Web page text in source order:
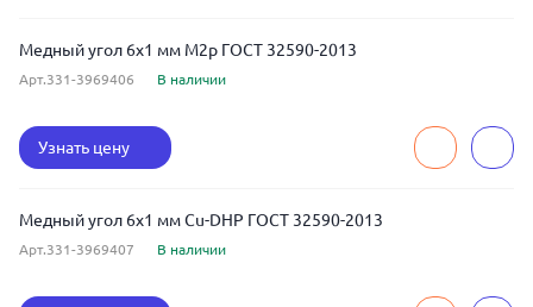
Медный угол 6x1 мм М2р ГОСТ 32590-2013
Арт.331-3969406 В наличии
Узнать цену
Медный угол 6x1 мм Cu-DHP ГОСТ 32590-2013
Арт.331-3969407 В наличии